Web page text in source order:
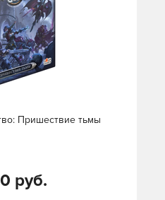
Пришествие тьмы
руб.